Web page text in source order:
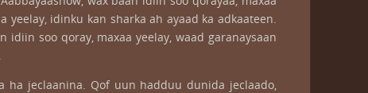
idinku kan sharka ah ayaad ka adkaateen.
idiin soo qoray, maxaa yeelay, waad garanaysaan
ha jeclaanina. Qof uun hadduu dunida jeclaado,